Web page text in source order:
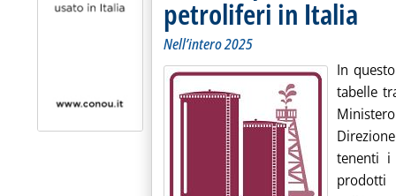
petroliferi in Italia
Nell’intero 2025
In
tabelle
tenenti i
prodotti